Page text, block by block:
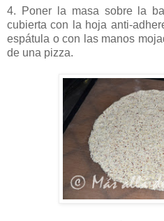
4. Poner la masa sobre la
cubierta con la hoja anti-
espátula o con las manos
de una pizza.